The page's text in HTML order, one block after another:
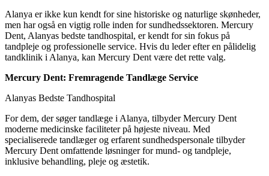
Alanya er ikke kun kendt for sine historiske og naturlige skønheder,
men har også en vigtig rolle inden for sundhedssektoren. Mercury
Dent, Alanyas bedste tandhospital, er kendt for sin fokus på
tandpleje og professionelle service. Hvis du leder efter en pålidelig
tandklinik i Alanya, kan Mercury Dent være det rette valg.
Mercury Dent: Fremragende Tandlæge Service
Alanyas Bedste Tandhospital
For dem, der søger tandlæge i Alanya, tilbyder Mercury Dent
moderne medicinske faciliteter på højeste niveau. Med
specialiserede tandlæger og erfarent sundhedspersonale tilbyder
Mercury Dent omfattende løsninger for mund- og tandpleje,
inklusive behandling, pleje og æstetik.